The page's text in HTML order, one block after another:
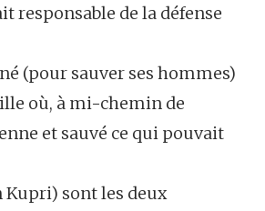
responsable de la défense
(pour sauver ses hommes)
où, à mi-chemin de
et sauvé ce qui pouvait
Kupri) sont les deux